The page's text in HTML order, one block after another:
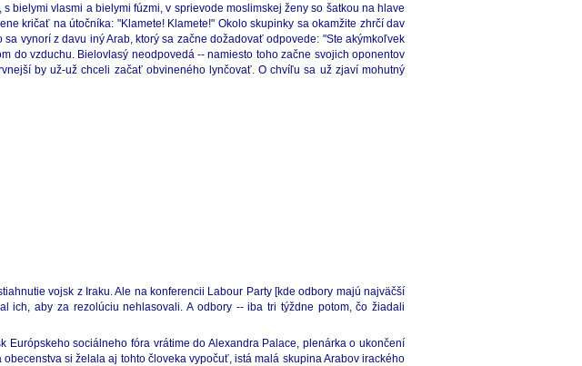
bielymi vlasmi a bielymi fúzmi, v sprievode moslimskej ženy so šatkou na hlave
kričať na útočníka: "Klamete! Klamete!" Okolo skupinky sa okamžite zhrčí dav
vynorí z davu iný Arab, ktorý sa začne dožadovať odpovede: "Ste akýmkoľvek
do vzduchu. Bielovlasý neodpovedá -- namiesto toho začne svojich oponentov
by už-už chceli začať obvineného lynčovať. O chvíľu sa už zjaví mohutný
vojsk z Iraku. Ale na konferencii Labour Party [kde odbory majú najväčší
aby za rezolúciu nehlasovali. A odbory -- iba tri týždne potom, čo žiadali
sociálneho fóra vrátime do Alexandra Palace, plenárka o ukončení
si želala aj tohto človeka vypočuť, istá malá skupina Arabov irackého